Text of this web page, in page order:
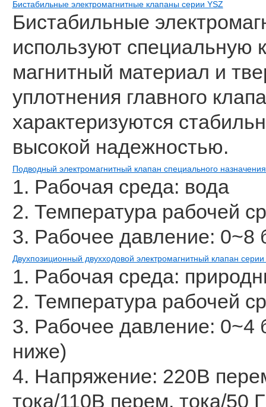
Бистабильные электромагнитные клапаны серии YSZ
Бистабильные
используют специальную
магнитный материал и
уплотнения главного
характеризуются
высокой надежностью.
Подводный электромагнитный клапан специального
1. Рабочая среда: вода
2. Температура рабочей
3. Рабочее давление: 0~8
Двухпозиционный двухходовой электромагнитный клапан
1. Рабочая среда:
2. Температура рабочей
3. Рабочее давление: 0~4
ниже)
4. Напряжение: 220В
тока/110В перем. тока/50